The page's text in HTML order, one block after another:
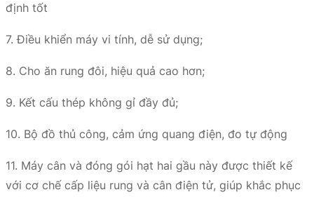
định tốt
7. Điều khiển máy vi tính, dễ sử dụng;
8. Cho ăn rung đôi, hiệu quả cao hơn;
9. Kết cấu thép không gỉ đầy đủ;
10. Bộ đồ thủ công, cảm ứng quang điện, đo tự động
11. Máy cân và đóng gói hạt hai gầu này được thiết kế
với cơ chế cấp liệu rung và cân điện tử, giúp khắc phục